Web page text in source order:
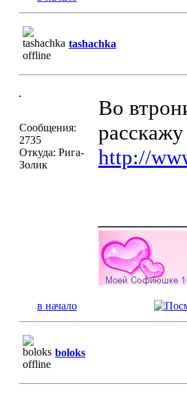
tashachka
Сообщения:
2735
Откуда: Рига-
Золик
Во
http://
в начало
boloks